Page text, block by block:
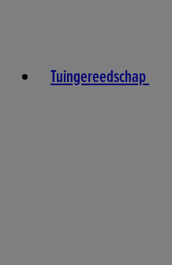
Tuingereedschap